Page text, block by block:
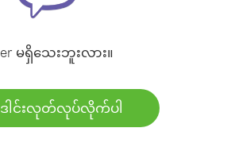
မရှိသေးဘူးလား။
ေါင်းလုတ်လုပ်လိုက်ပါ